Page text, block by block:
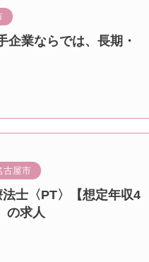
企業ならでは、長期・
古屋市
士〈PT〉【想定年収4
の求人